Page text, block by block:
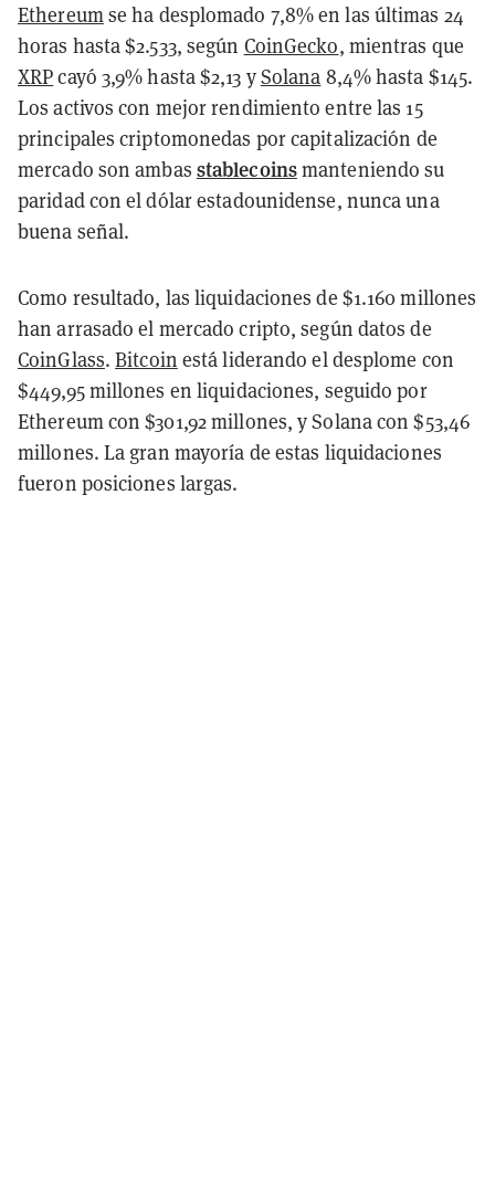
Ethereumse ha desplomado 7,8% en las últimas 24
horas hasta $2.533, según CoinGecko, mientras que
XRPcayó 3,9% hasta $2,13 ySolana 8,4% hasta $145.
Los activos con mejor rendimiento entre las 15
principales criptomonedas por capitalización de
mercado son ambas stablecoinsmanteniendo su
paridad con el dólar estadounidense, nunca una
buena señal.
Como resultado, lasliquidaciones de $1.160 millones
han arrasado el mercado cripto, según datos de
CoinGlass.Bitcoin está liderando el desplome con
$449,95 millones en liquidaciones, seguido por
Ethereum con $301,92 millones, y Solana con $53,46
millones. La gran mayoría de estas liquidaciones
fueron posiciones largas.